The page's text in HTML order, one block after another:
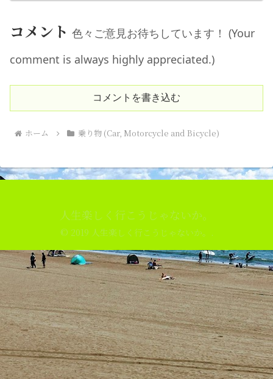
コメント 色々ご意見お待ちしています！ (Your
comment is always highly appreciated.)
コメントを書き込む
ホーム 乗り物 (Car, Motorcycle and Bicycle)
人生楽しく行こうじゃないか。
© 2019 人生楽しく行こうじゃないか。.